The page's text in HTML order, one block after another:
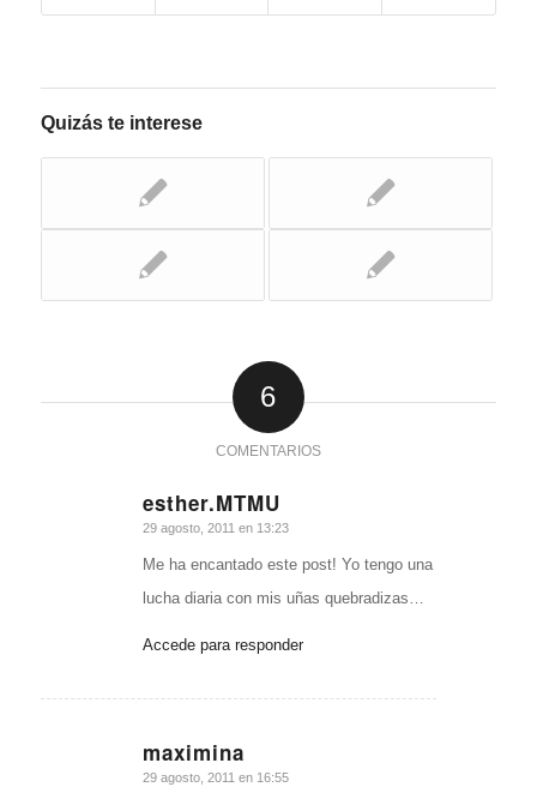
Quizás te interese
6
COMENTARIOS
esther.MTMU
Dice:
29 agosto, 2011 en 13:23
Me ha encantado este post! Yo tengo una
lucha diaria con mis uñas quebradizas…
Accede para responder
maximina
Dice:
29 agosto, 2011 en 16:55